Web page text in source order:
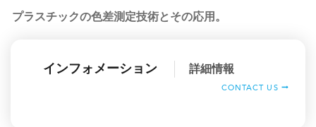
プラスチックの色差測定技術とその応用。
インフォメーション 詳細情報
CONTACT US